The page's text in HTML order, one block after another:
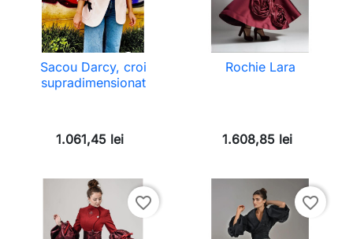
Sacou Darcy, croi
supradimensionat
1.061,45 lei
Rochie Lara
1.608,85 lei
favorite_border favorite_border